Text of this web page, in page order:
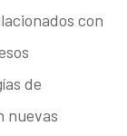
con
de
nuevas